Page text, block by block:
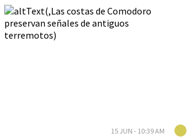
15 JUN - 10:39 AM